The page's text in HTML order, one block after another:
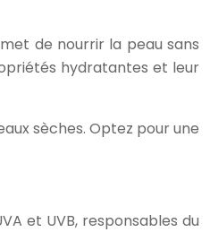
de nourrir la peau sans
hydratantes et leur
sèches. Optez pour une
et UVB, responsables du